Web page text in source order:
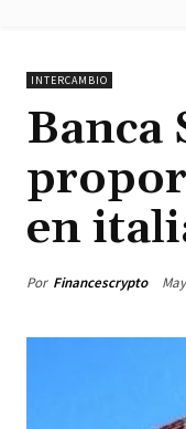
INTERCAMBIO
Banca
en
Por Financescrypto